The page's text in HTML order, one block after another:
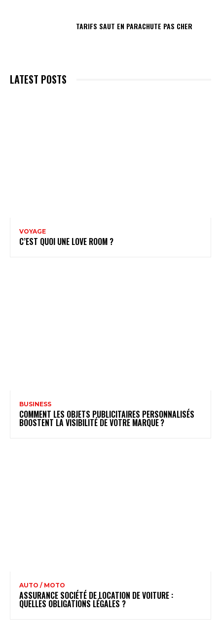
TARIFS SAUT EN PARACHUTE PAS CHER
LATEST POSTS
VOYAGE
C’EST QUOI UNE LOVE ROOM ?
BUSINESS
COMMENT LES OBJETS PUBLICITAIRES PERSONNALISÉS
BOOSTENT LA VISIBILITÉ DE VOTRE MARQUE ?
AUTO / MOTO
ASSURANCE SOCIÉTÉ DE LOCATION DE VOITURE :
QUELLES OBLIGATIONS LÉGALES ?